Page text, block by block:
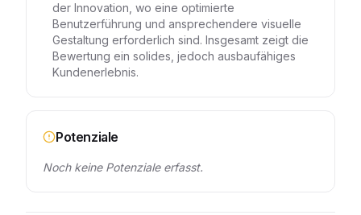
der Innovation, wo eine optimierte
Benutzerführung und ansprechendere visuelle
Gestaltung erforderlich sind. Insgesamt zeigt die
Bewertung ein solides, jedoch ausbaufähiges
Kundenerlebnis.
Potenziale
Noch keine Potenziale erfasst.